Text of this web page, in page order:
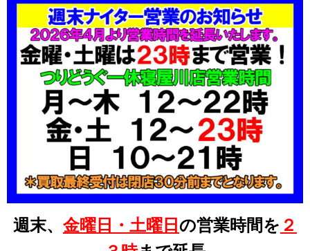
週末、 金曜日・土曜日の営業時間を ２